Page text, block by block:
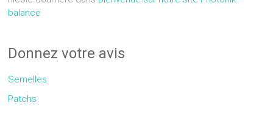
balance
Donnez votre avis
Semelles
Patchs